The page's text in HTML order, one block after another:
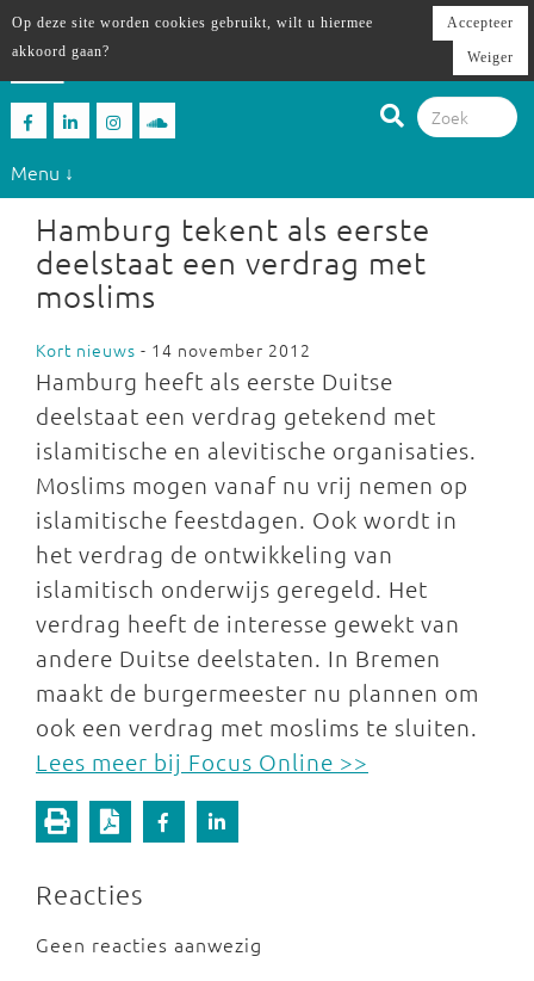
Menu ↓
Hamburg tekent als eerste
deelstaat een verdrag met
moslims
Kort nieuws - 14 november 2012
Hamburg heeft als eerste Duitse
deelstaat een verdrag getekend met
islamitische en alevitische organisaties.
Moslims mogen vanaf nu vrij nemen op
islamitische feestdagen. Ook wordt in
het verdrag de ontwikkeling van
islamitisch onderwijs geregeld. Het
verdrag heeft de interesse gewekt van
andere Duitse deelstaten. In Bremen
maakt de burgermeester nu plannen om
ook een verdrag met moslims te sluiten.
Lees meer bij Focus Online >>
Reacties
Geen reacties aanwezig
Op deze site worden cookies gebruikt, wilt u hiermee
akkoord gaan?
Accepteer
Weiger